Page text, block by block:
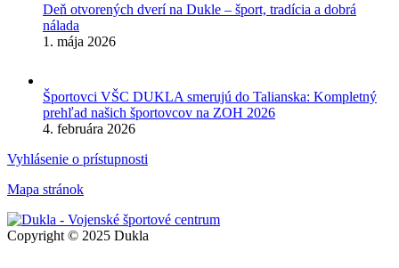
Deň otvorených dverí na Dukle – šport, tradícia a dobrá
nálada
1. mája 2026
Športovci VŠC DUKLA smerujú do Talianska: Kompletný
prehľad našich športovcov na ZOH 2026
4. februára 2026
Vyhlásenie o prístupnosti
Mapa stránok
Copyright © 2025 Dukla